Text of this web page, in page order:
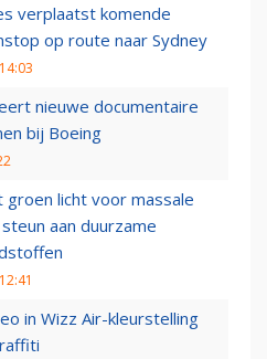
verplaatst komende
op route naar Sydney
nieuwe documentaire
bij Boeing
groen licht voor massale
aan duurzame
in Wizz Air-kleurstelling